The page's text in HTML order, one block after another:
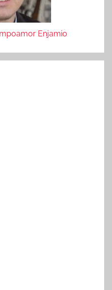
Enjamio